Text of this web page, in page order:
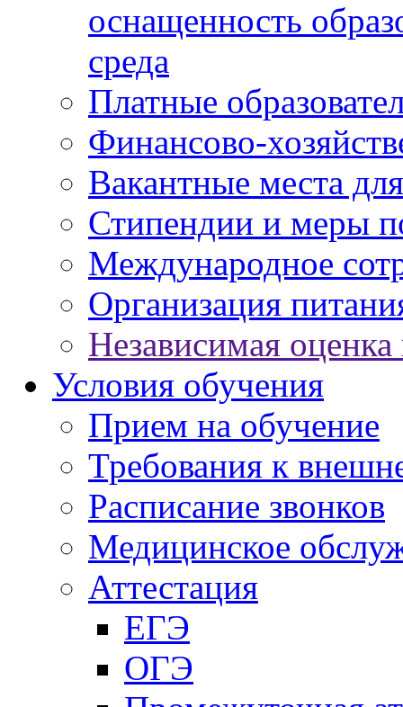
оснащенность
среда
Платные
Финансово-
Вакантные места
Стипендии и меры
Международное
Организация
Независимая оценка
Условия обучения
Прием на обучение
Требования к
Расписание звонков
Медицинское
Аттестация
ЕГЭ
ОГЭ